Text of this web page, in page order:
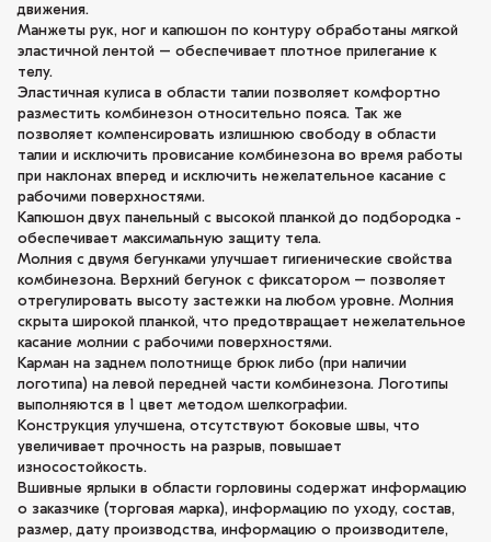
движения.
Манжеты рук, ног и капюшон по контуру обработаны мягкой
эластичной лентой – обеспечивает плотное прилегание к
телу.
Эластичная кулиса в области талии позволяет комфортно
разместить комбинезон относительно пояса. Так же
позволяет компенсировать излишнюю свободу в области
талии и исключить провисание комбинезона во время работы
при наклонах вперед и исключить нежелательное касание с
рабочими поверхностями.
Капюшон двух панельный с высокой планкой до подбородка -
обеспечивает максимальную защиту тела.
Молния с двумя бегунками улучшает гигиенические свойства
комбинезона. Верхний бегунок с фиксатором – позволяет
отрегулировать высоту застежки на любом уровне. Молния
скрыта широкой планкой, что предотвращает нежелательное
касание молнии с рабочими поверхностями.
Карман на заднем полотнище брюк либо (при наличии
логотипа) на левой передней части комбинезона. Логотипы
выполняются в 1 цвет методом шелкографии.
Конструкция улучшена, отсутствуют боковые швы, что
увеличивает прочность на разрыв, повышает
износостойкость.
Вшивные ярлыки в области горловины содержат информацию
о заказчике (торговая марка), информацию по уходу, состав,
размер, дату производства, информацию о производителе,